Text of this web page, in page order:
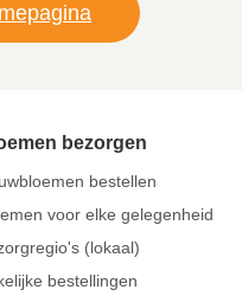
bezorgen
bestellen
voor elke gelegenheid
(lokaal)
bestellingen